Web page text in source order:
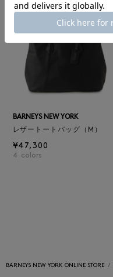
BARNEYS NEW YORK
レザートートバッグ（M）
¥47,300
4 colors
BARNEYS NEW YORK ONLINE STORE